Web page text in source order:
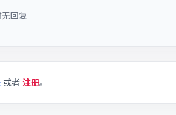
无回复
或者注册。